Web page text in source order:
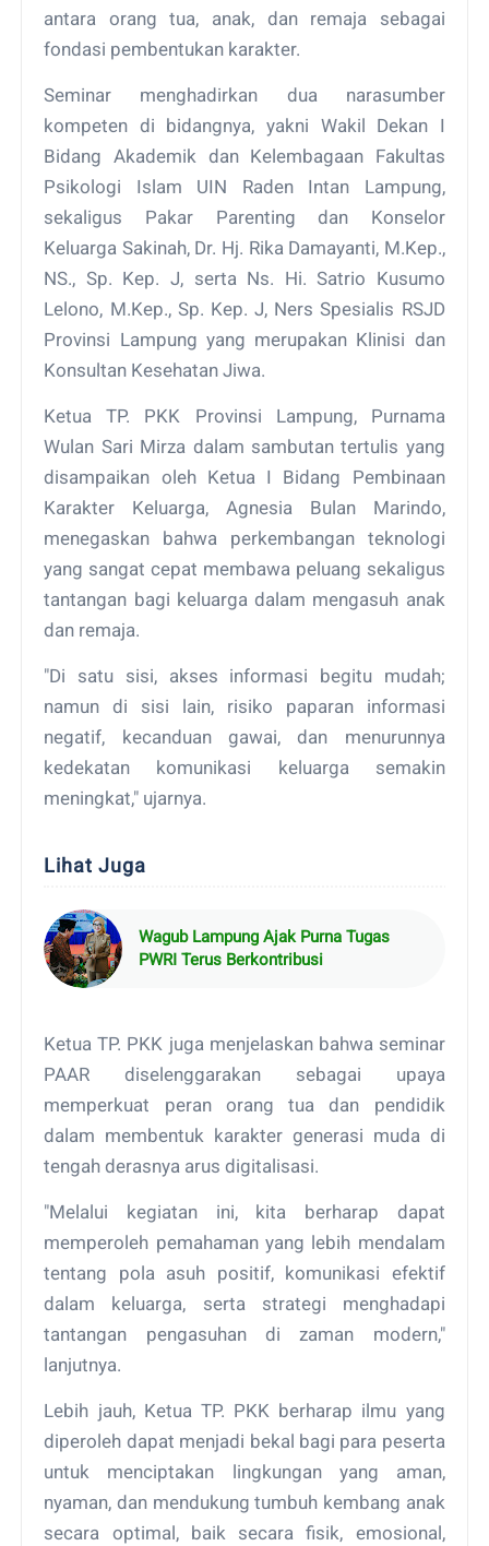
antara orang tua, anak, dan remaja sebagai
fondasi pembentukan karakter.
Seminar menghadirkan dua narasumber
kompeten di bidangnya, yakni Wakil Dekan I
Bidang Akademik dan Kelembagaan Fakultas
Psikologi Islam UIN Raden Intan Lampung,
sekaligus Pakar Parenting dan Konselor
Keluarga Sakinah, Dr. Hj. Rika Damayanti, M.Kep.,
NS., Sp. Kep. J, serta Ns. Hi. Satrio Kusumo
Lelono, M.Kep., Sp. Kep. J, Ners Spesialis RSJD
Provinsi Lampung yang merupakan Klinisi dan
Konsultan Kesehatan Jiwa.
Ketua TP. PKK Provinsi Lampung, Purnama
Wulan Sari Mirza dalam sambutan tertulis yang
disampaikan oleh Ketua I Bidang Pembinaan
Karakter Keluarga, Agnesia Bulan Marindo,
menegaskan bahwa perkembangan teknologi
yang sangat cepat membawa peluang sekaligus
tantangan bagi keluarga dalam mengasuh anak
dan remaja.
"Di satu sisi, akses informasi begitu mudah;
namun di sisi lain, risiko paparan informasi
negatif, kecanduan gawai, dan menurunnya
kedekatan komunikasi keluarga semakin
meningkat," ujarnya.
Lihat Juga
Wagub Lampung Ajak Purna Tugas
PWRI Terus Berkontribusi
Ketua TP. PKK juga menjelaskan bahwa seminar
PAAR diselenggarakan sebagai upaya
memperkuat peran orang tua dan pendidik
dalam membentuk karakter generasi muda di
tengah derasnya arus digitalisasi.
"Melalui kegiatan ini, kita berharap dapat
memperoleh pemahaman yang lebih mendalam
tentang pola asuh positif, komunikasi efektif
dalam keluarga, serta strategi menghadapi
tantangan pengasuhan di zaman modern,"
lanjutnya.
Lebih jauh, Ketua TP. PKK berharap ilmu yang
diperoleh dapat menjadi bekal bagi para peserta
untuk menciptakan lingkungan yang aman,
nyaman, dan mendukung tumbuh kembang anak
secara optimal, baik secara fisik, emosional,